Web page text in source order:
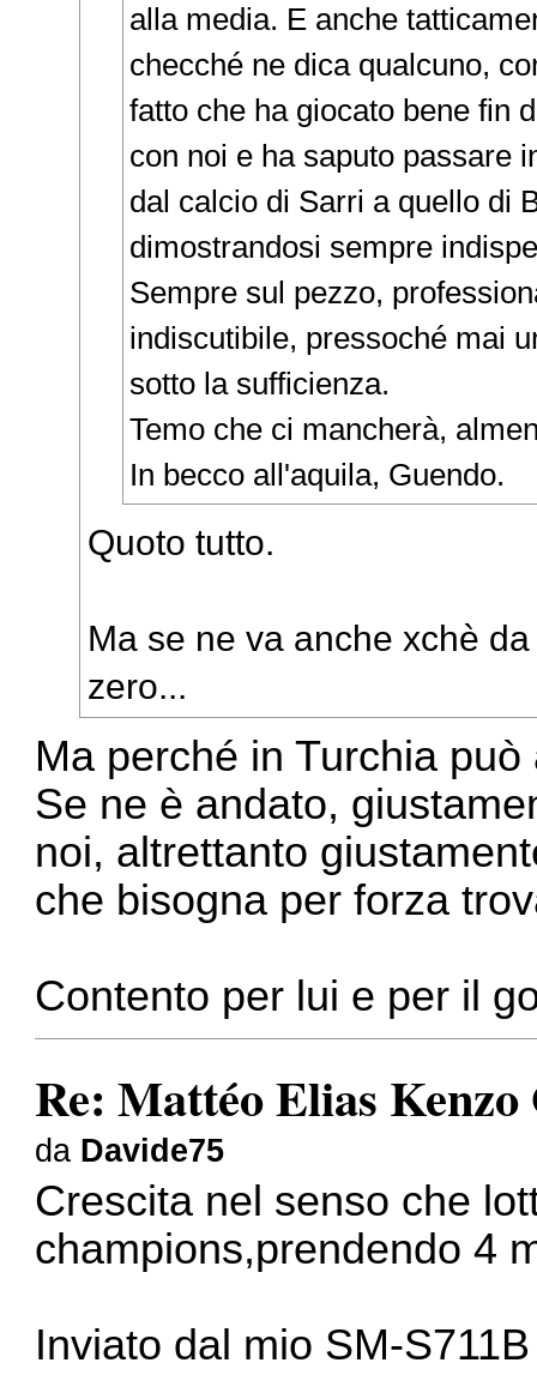
alla media. E anche
checché ne dica qualcuno,
fatto che ha giocato bene fin
con noi e ha saputo passare
dal calcio di Sarri a quello di
dimostrandosi sempre
Sempre sul pezzo,
indiscutibile, pressoché mai
sotto la sufficienza.
Temo che ci mancherà,
In becco all'aquila, Guendo.
Quoto tutto.
Ma se ne va anche xchè
zero...
Ma perché in Turchia
Se ne è andato,
noi, altrettanto
che bisogna per forza
Contento per lui e per il
Re: Mattéo Elias
da Davide75
Crescita nel senso che
champions,prendendo 4
Inviato dal mio SM-